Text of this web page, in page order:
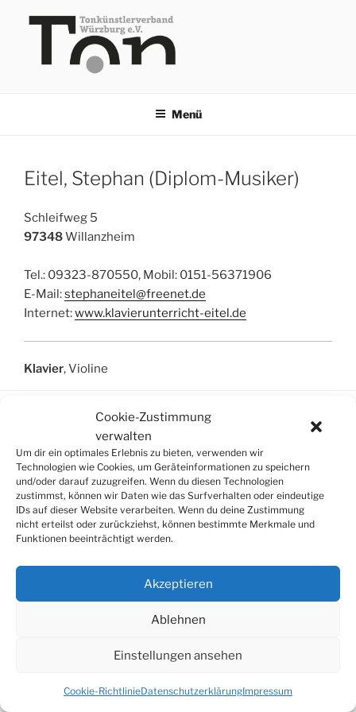
Cookie-Zustimmung
verwalten
Um dir ein optimales Erlebnis zu bieten, verwenden wir
Technologien wie Cookies, um Geräteinformationen zu speichern
und/oder darauf zuzugreifen. Wenn du diesen Technologien
zustimmst, können wir Daten wie das Surfverhalten oder eindeutige
IDs auf dieser Website verarbeiten. Wenn du deine Zustimmung
nicht erteilst oder zurückziehst, können bestimmte Merkmale und
Funktionen beeinträchtigt werden.
Akzeptieren
Ablehnen
Einstellungen ansehen
Cookie-RichtlinieDatenschutzerklärungImpressum
Inhalt
Menü
Eitel, Stephan (Diplom-Musiker)
Schleifweg 5
97348Willanzheim
Tel.: 09323-870550, Mobil: 0151-56371906
E-Mail:stephaneitel@freenet.de
Internet:www.klavierunterricht-eitel.de
Klavier, Violine
SUCHE
Suchen
nach: